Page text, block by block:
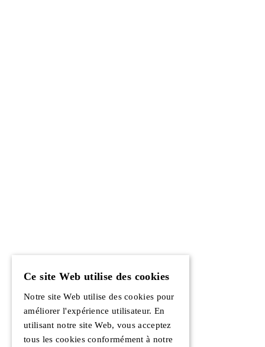
Ce site Web utilise des cookies
Notre site Web utilise des cookies pour
améliorer l'expérience utilisateur. En
utilisant notre site Web, vous acceptez
tous les cookies conformément à notre